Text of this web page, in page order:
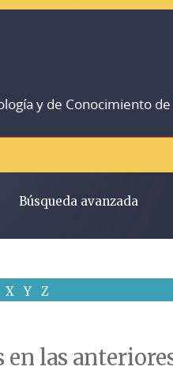
y de Conocimiento
Búsqueda avanzada
X Y Z
en las